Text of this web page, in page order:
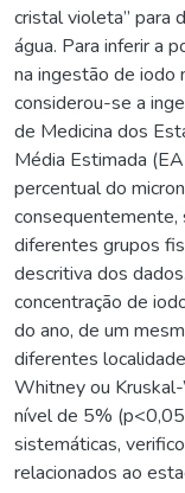
cristal violeta” para
água. Para inferir a
na ingestão de iodo
considerou-se a
de Medicina dos
Média Estimada
percentual do
consequentemente,
diferentes grupos
descritiva dos
concentração de
do ano, de um
diferentes
Whitney ou
nível de 5%
sistemáticas,
relacionados ao